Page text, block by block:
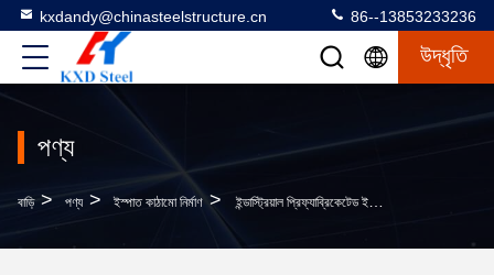
kxdandy@chinasteelstructure.cn 86--13853233236
উদ্ধৃতি
পণ্য
বাড়ি > পণ্য > ইস্পাত কাঠামো নির্মাণ > ইন্ডাস্ট্রিয়াল প্রিফ্যাব্রিকেটেড ইস্পাত কাঠামো প্রি-ইঞ্জিনিয়ারিং ধাতব ভবন কাস্টমাইজড